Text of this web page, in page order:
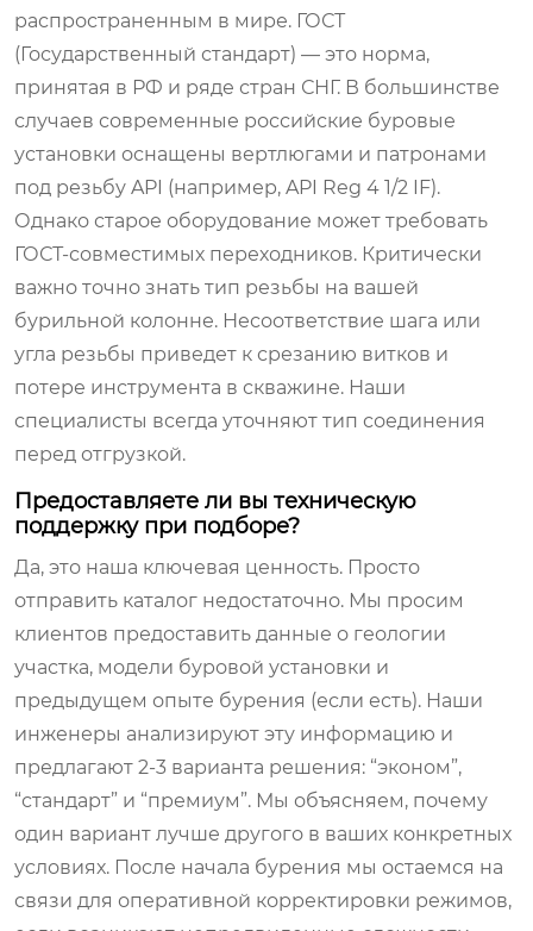
распространенным в мире. ГОСТ
(Государственный стандарт) — это норма,
принятая в РФ и ряде стран СНГ. В большинстве
случаев современные российские буровые
установки оснащены вертлюгами и патронами
под резьбу API (например, API Reg 4 1/2 IF).
Однако старое оборудование может требовать
ГОСТ-совместимых переходников. Критически
важно точно знать тип резьбы на вашей
бурильной колонне. Несоответствие шага или
угла резьбы приведет к срезанию витков и
потере инструмента в скважине. Наши
специалисты всегда уточняют тип соединения
перед отгрузкой.
Предоставляете ли вы техническую
поддержку при подборе?
Да, это наша ключевая ценность. Просто
отправить каталог недостаточно. Мы просим
клиентов предоставить данные о геологии
участка, модели буровой установки и
предыдущем опыте бурения (если есть). Наши
инженеры анализируют эту информацию и
предлагают 2-3 варианта решения: “эконом”,
“стандарт” и “премиум”. Мы объясняем, почему
один вариант лучше другого в ваших конкретных
условиях. После начала бурения мы остаемся на
связи для оперативной корректировки режимов,